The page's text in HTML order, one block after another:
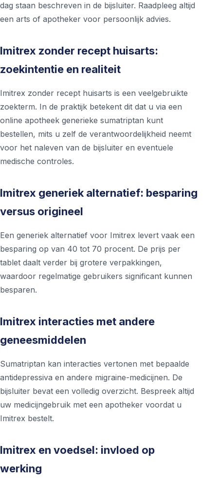
dag staan beschreven in de bijsluiter. Raadpleeg altijd
een arts of apotheker voor persoonlijk advies.
Imitrex zonder recept huisarts:
zoekintentie en realiteit
Imitrex zonder recept huisarts is een veelgebruikte
zoekterm. In de praktijk betekent dit dat u via een
online apotheek generieke sumatriptan kunt
bestellen, mits u zelf de verantwoordelijkheid neemt
voor het naleven van de bijsluiter en eventuele
medische controles.
Imitrex generiek alternatief: besparing
versus origineel
Een generiek alternatief voor Imitrex levert vaak een
besparing op van 40 tot 70 procent. De prijs per
tablet daalt verder bij grotere verpakkingen,
waardoor regelmatige gebruikers significant kunnen
besparen.
Imitrex interacties met andere
geneesmiddelen
Sumatriptan kan interacties vertonen met bepaalde
antidepressiva en andere migraine-medicijnen. De
bijsluiter bevat een volledig overzicht. Bespreek altijd
uw medicijngebruik met een apotheker voordat u
Imitrex bestelt.
Imitrex en voedsel: invloed op
werking